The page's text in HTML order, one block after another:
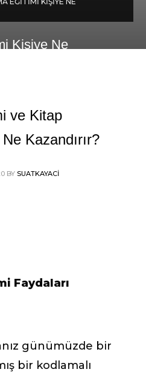
Kişiye Ne
ve Kitap
Kazandırır?
BY SUATKAYACI
günümüzde bir
bir kodlamalı